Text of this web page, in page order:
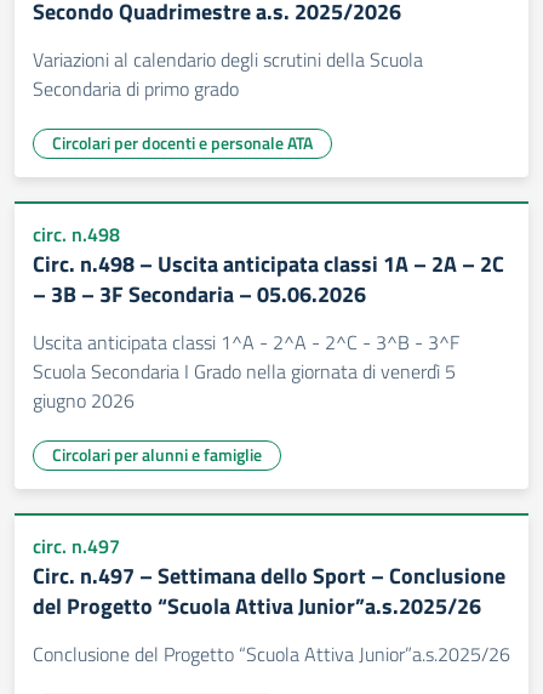
Secondo Quadrimestre a.s. 2025/2026
Variazioni al calendario degli scrutini della Scuola
Secondaria di primo grado
Circolari per docenti e personale ATA
circ. n.498
Circ. n.498 – Uscita anticipata classi 1A – 2A – 2C
– 3B – 3F Secondaria – 05.06.2026
Uscita anticipata classi 1^A - 2^A - 2^C - 3^B - 3^F
Scuola Secondaria I Grado nella giornata di venerdì 5
giugno 2026
Circolari per alunni e famiglie
circ. n.497
Circ. n.497 – Settimana dello Sport – Conclusione
del Progetto “Scuola Attiva Junior”a.s.2025/26
Conclusione del Progetto “Scuola Attiva Junior”a.s.2025/26